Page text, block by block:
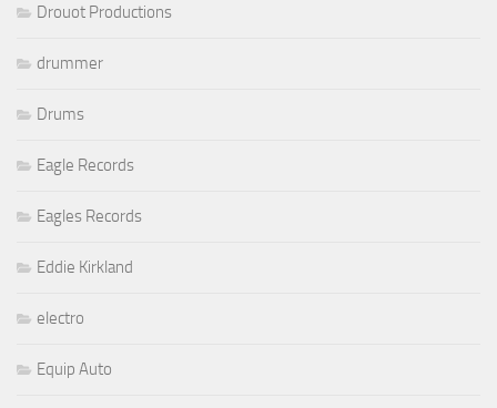
Drouot Productions
drummer
Drums
Eagle Records
Eagles Records
Eddie Kirkland
electro
Equip Auto